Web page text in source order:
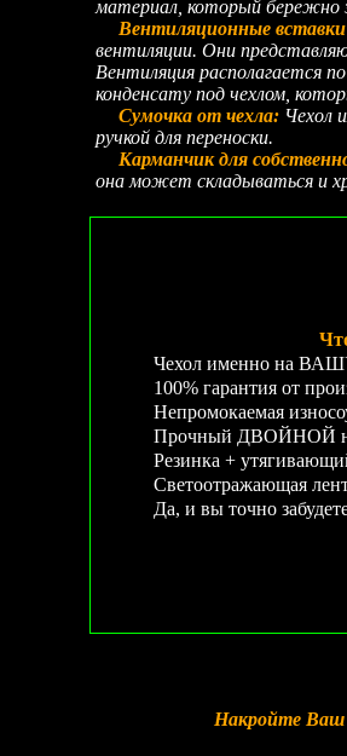
материал, который бережно
Вентиляционные
вентиляции. Они
Вентиляция располагается
конденсату под чехлом,
Сумочка от чехла: Чехол
ручкой для переноски.
Карманчик для
она может складываться и
Чехол именно на ВАШУ
100% гарантия от
Непромокаемая
Прочный ДВОЙНОЙ
Резинка +
Светоотражающая
Да, и вы точно
Накройте Ваш